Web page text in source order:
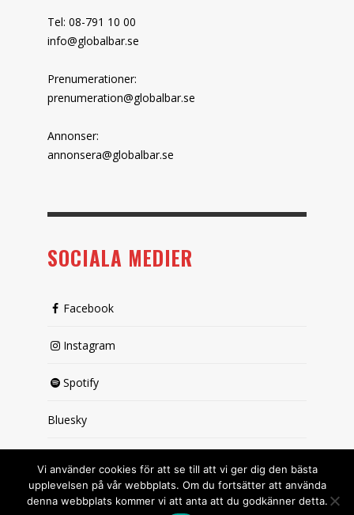
Tel: 08-791 10 00
info@globalbar.se
Prenumerationer:
prenumeration@globalbar.se
Annonser:
annonsera@globalbar.se
SOCIALA MEDIER
Facebook
Instagram
Spotify
Bluesky
Vi använder cookies för att se till att vi ger dig den bästa
upplevelsen på vår webbplats. Om du fortsätter att använda
denna webbplats kommer vi att anta att du godkänner detta.